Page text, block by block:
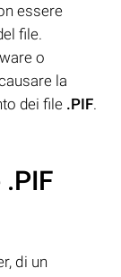
essere
file.
o
la
dei file .PIF.
di un